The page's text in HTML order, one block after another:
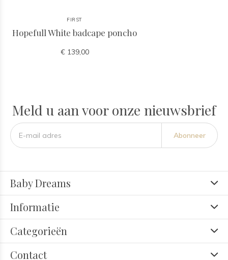
FIRST
Hopefull White badcape poncho
€ 139,00
Meld u aan voor onze nieuwsbrief
Abonneer
Baby Dreams
Informatie
Categorieën
Contact